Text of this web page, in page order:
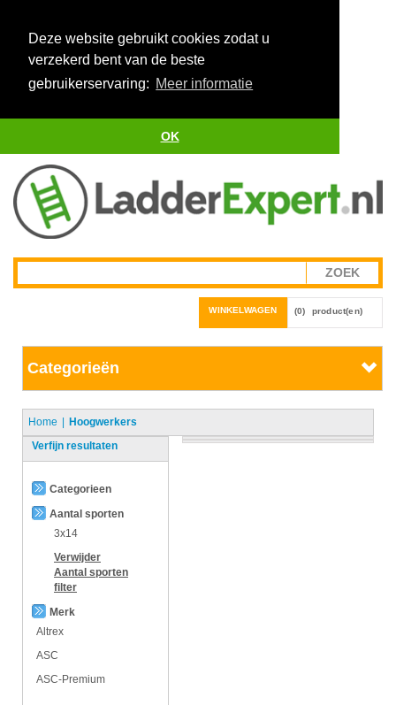
Deze website gebruikt cookies zodat u
verzekerd bent van de beste
gebruikerservaring: Meer informatie
OK
WINKELWAGEN (0) product(en)
Categorieën
Home
Hoogwerkers
Verfijn resultaten
Categorieen
Aantal sporten
3x14
Verwijder
Aantal sporten
filter
Merk
Altrex
ASC
ASC-Premium